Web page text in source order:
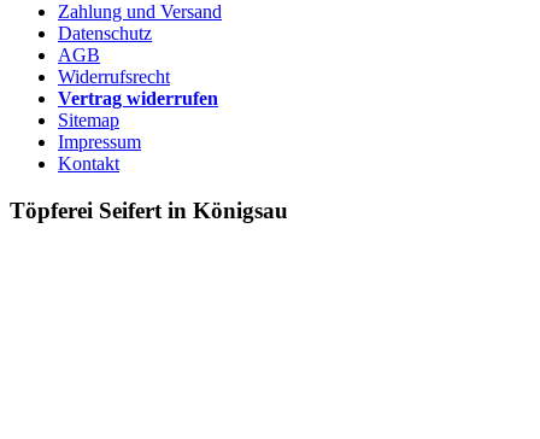
Zahlung und Versand
Datenschutz
AGB
Widerrufsrecht
Vertrag widerrufen
Sitemap
Impressum
Kontakt
Töpferei Seifert in Königsau